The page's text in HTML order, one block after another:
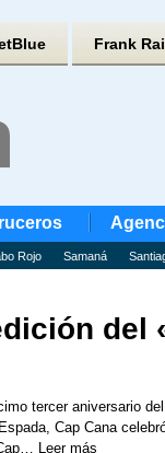
Frank
Rojo Samaná
del
tercer aniversario
Cap Cana
Leer más